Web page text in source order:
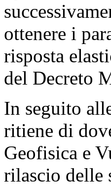
ottenere i
risposta
del Decreto
In seguito
ritiene di
Geofisica e
rilascio delle